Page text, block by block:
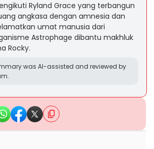
Ryland Grace yang terbangun
angkasa dengan amnesia dan
umat manusia dari
Astrophage dibantu makhluk
Rocky.
was AI-assisted and reviewed by